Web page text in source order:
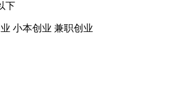
下
小本创业 兼职创业